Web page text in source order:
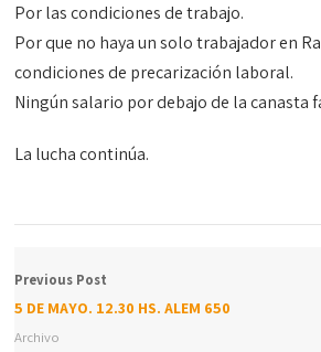
Por las condiciones de trabajo.
Por que no haya un solo trabajador en
condiciones de precarización laboral.
Ningún salario por debajo de la canasta
La lucha continúa.
Previous Post
5 DE MAYO. 12.30 HS. ALEM 650
Archivo